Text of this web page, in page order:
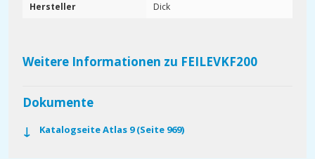
Hersteller
Dick
Weitere Informationen zu FEILEVKF200
Dokumente
Katalogseite Atlas 9 (Seite 969)